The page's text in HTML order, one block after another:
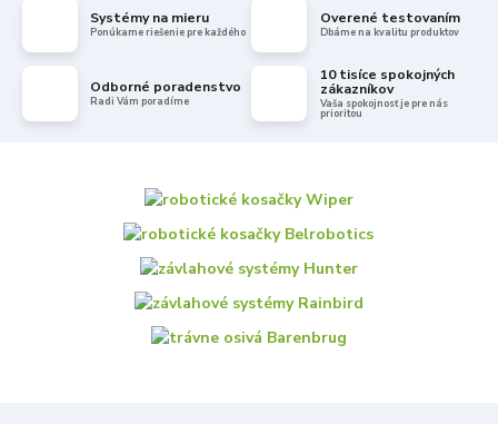
Systémy na mieru
Ponúkame riešenie pre každého
Overené testovaním
Dbáme na kvalitu produktov
Odborné poradenstvo
Radi Vám poradíme
10 tisíce spokojných
zákazníkov
Vaša spokojnosť je pre nás
prioritou